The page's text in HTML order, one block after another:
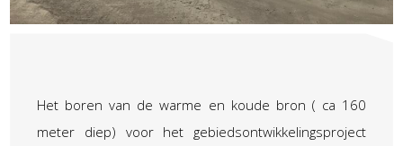
Het boren van de warme en koude bron ( ca 160
meter diep) voor het gebiedsontwikkelingsproject